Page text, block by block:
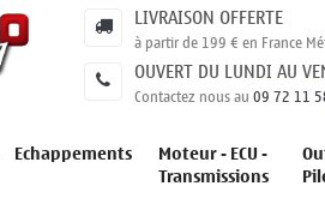
LIVRAISON OFFERTE
à partir de 199 € en France
OUVERT DU LUNDI AU
Contactez nous au09 72 11
Echappements Moteur - ECU -
Transmissions